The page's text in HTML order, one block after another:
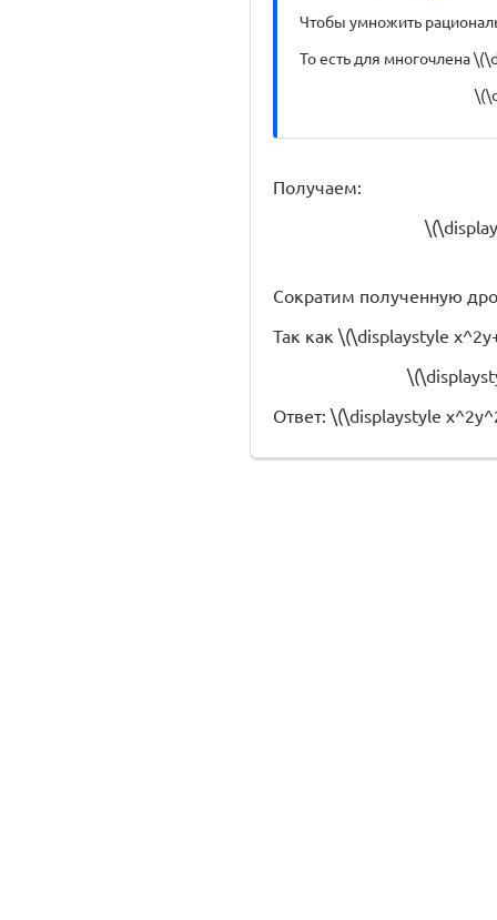
Чтобы умножить
То есть для многочлена
Получаем:
Сократим полученную
Так как \(\displaystyle
Ответ: \(\displaystyle